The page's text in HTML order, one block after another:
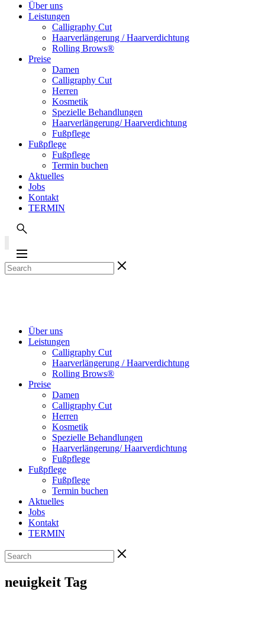
Über uns
Leistungen
Calligraphy Cut
Haarverlängerung / Haarverdichtung
Rolling Brows®
Preise
Damen
Calligraphy Cut
Herren
Kosmetik
Spezielle Behandlungen
Haarverlängerung/ Haarverdichtung
Fußpflege
Fußpflege
Fußpflege
Termin buchen
Aktuelles
Jobs
Kontakt
TERMIN
Über uns
Leistungen
Calligraphy Cut
Haarverlängerung / Haarverdichtung
Rolling Brows®
Preise
Damen
Calligraphy Cut
Herren
Kosmetik
Spezielle Behandlungen
Haarverlängerung/ Haarverdichtung
Fußpflege
Fußpflege
Fußpflege
Termin buchen
Aktuelles
Jobs
Kontakt
TERMIN
neuigkeit Tag